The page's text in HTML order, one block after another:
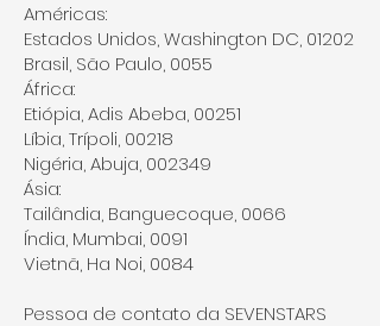
Américas:
Estados Unidos, Washington DC, 01202
Brasil, São Paulo, 0055
África:
Etiópia, Adis Abeba, 00251
Líbia, Trípoli, 00218
Nigéria, Abuja, 002349
Ásia:
Tailândia, Banguecoque, 0066
Índia, Mumbai, 0091
Vietnã, Ha Noi, 0084
Pessoa de contato da SEVENSTARS